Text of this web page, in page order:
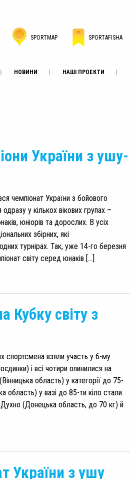
SPORTMAP SPORTAFISHA
НОВИНИ НАШІ ПРОЕКТИ
України з ушу-
чемпіонат України з бойового
у кількох вікових групах –
юніорів та дорослих. В усіх
збірних, які
турнірах. Так, уже 14-го березня
світу серед юнаків […]
Кубку світу з
спортсмена взяли участь у 6-му
і всі чотири опинилися на
область) у категорії до 75-
область) у вазі до 85-ти кіло стали
(Донецька область, до 70 кг) й
України з ушу